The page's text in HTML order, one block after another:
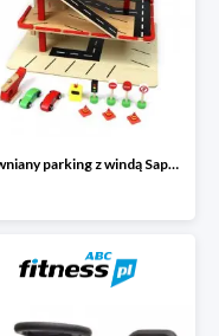
Drewniany parking z windą Sapphire Kids -41%